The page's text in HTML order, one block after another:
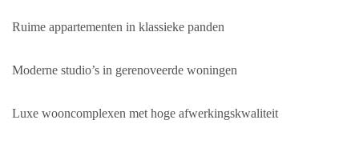
Ruime appartementen in klassieke panden
Moderne studio’s in gerenoveerde woningen
Luxe wooncomplexen met hoge afwerkingskwaliteit